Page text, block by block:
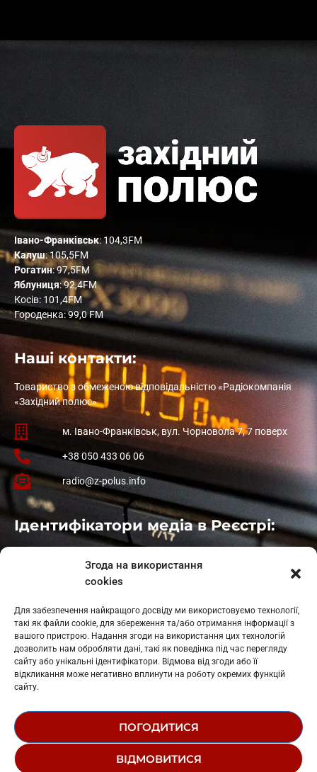
Згода на використання
cookies
Для забезпечення найкращого досвіду ми використовуємо технології,
такі як файли cookie, для збереження та/або отримання інформації з
вашого пристрою. Надання згоди на використання цих технологій
дозволить нам обробляти дані, такі як поведінка під час перегляду
сайту або унікальні ідентифікатори. Відмова від згоди або її
відкликання може негативно вплинути на роботу окремих функцій
сайту.
ПОГОДИТИСЯ
ВІДМОВИТИСЯ
Івано-Франківськ: 104,3FM
Калуш: 105,5FM
Рогатин: 97,5FM
Яблуниця: 92,4FM
Косів: 101,4FM
Городенка: 99,0 FM
Наші контакти:
Товариство з обмеженою відповідальністю «Радіокомпанія
«Західний полюс»
м. Івано-Франківськ, вул. Чорновола 7, 7 поверх
+38 050 433 06 06
radio@z-polus.info
Ідентифікатори медіа в Реєстрі:
: L11-01410
: L11-01801
Косів: L11-01805
Гарасимів: L11-02274
© 1995-2026 РК «ЗАХІДНИЙ ПОЛЮС»